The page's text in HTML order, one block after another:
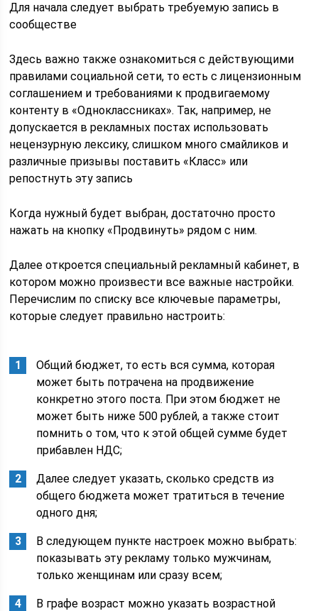
Для начала следует выбрать требуемую запись в
сообществе
Здесь важно также ознакомиться с действующими
правилами социальной сети, то есть с лицензионным
соглашением и требованиями к продвигаемому
контенту в «Одноклассниках». Так, например, не
допускается в рекламных постах использовать
нецензурную лексику, слишком много смайликов и
различные призывы поставить «Класс» или
репостнуть эту запись
Когда нужный будет выбран, достаточно просто
нажать на кнопку «Продвинуть» рядом с ним.
Далее откроется специальный рекламный кабинет, в
котором можно произвести все важные настройки.
Перечислим по списку все ключевые параметры,
которые следует правильно настроить:
Общий бюджет, то есть вся сумма, которая
может быть потрачена на продвижение
конкретно этого поста. При этом бюджет не
может быть ниже 500 рублей, а также стоит
помнить о том, что к этой общей сумме будет
прибавлен НДС;
Далее следует указать, сколько средств из
общего бюджета может тратиться в течение
одного дня;
В следующем пункте настроек можно выбрать:
показывать эту рекламу только мужчинам,
только женщинам или сразу всем;
В графе возраст можно указать возрастной